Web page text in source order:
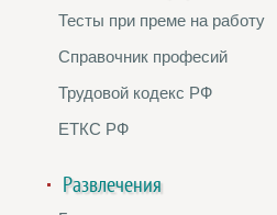
Тесты при преме на работу
Справочник професий
Трудовой кодекс РФ
ЕТКС РФ
Развлечения